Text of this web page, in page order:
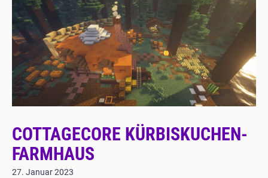
COTTAGECORE KÜRBISKUCHEN-
FARMHAUS
27. Januar 2023